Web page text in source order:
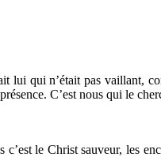
lui qui n’était pas vaillant,
C’est nous qui le
le Christ sauveur, les